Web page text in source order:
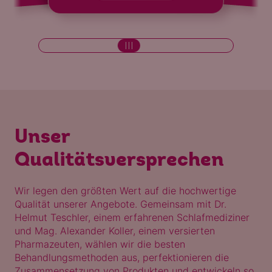
Unser
Qualitätsversprechen
Wir legen den größten Wert auf die hochwertige
Qualität unserer Angebote. Gemeinsam mit Dr.
Helmut Teschler, einem erfahrenen Schlafmediziner
und Mag. Alexander Koller, einem versierten
Pharmazeuten, wählen wir die besten
Behandlungsmethoden aus, perfektionieren die